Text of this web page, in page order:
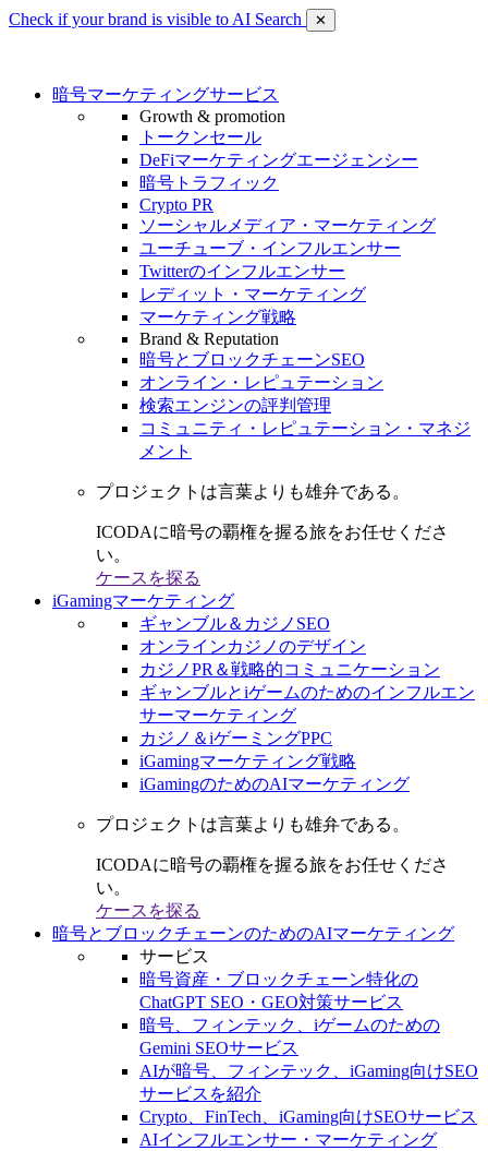
Check if your brand is visible to AI Search ✕
暗号マーケティングサービス
Growth & promotion
トークンセール
DeFiマーケティングエージェンシー
暗号トラフィック
Crypto PR
ソーシャルメディア・マーケティング
ユーチューブ・インフルエンサー
Twitterのインフルエンサー
レディット・マーケティング
マーケティング戦略
Brand & Reputation
暗号とブロックチェーンSEO
オンライン・レピュテーション
検索エンジンの評判管理
コミュニティ・レピュテーション・マネジ
メント
プロジェクトは言葉よりも雄弁である。
ICODAに暗号の覇権を握る旅をお任せくださ
い。
ケースを探る
iGamingマーケティング
ギャンブル＆カジノSEO
オンラインカジノのデザイン
カジノPR＆戦略的コミュニケーション
ギャンブルとiゲームのためのインフルエン
サーマーケティング
カジノ＆iゲーミングPPC
iGamingマーケティング戦略
iGamingのためのAIマーケティング
プロジェクトは言葉よりも雄弁である。
ICODAに暗号の覇権を握る旅をお任せくださ
い。
ケースを探る
暗号とブロックチェーンのためのAIマーケティング
サービス
暗号資産・ブロックチェーン特化の
ChatGPT SEO・GEO対策サービス
暗号、フィンテック、iゲームのための
Gemini SEOサービス
AIが暗号、フィンテック、iGaming向けSEO
サービスを紹介
Crypto、FinTech、iGaming向けSEOサービス
AIインフルエンサー・マーケティング